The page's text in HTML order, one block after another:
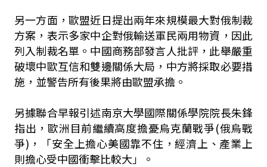
另一方面，歐盟近日提出兩年來規模最大對俄制裁
方案，表示多家中企對俄輸送軍民兩用物資，因此
列入制裁名單。中國商務部發言人批評，此舉嚴重
破壞中歐互信和雙邊關係大局，中方將採取必要措
施，並警告所有後果將由歐盟承擔。
另據聯合早報引述南京大學國際關係學院院長朱鋒
指出，歐洲目前繼續高度擔憂烏克蘭戰爭(俄烏戰
爭)，「安全上擔心美國靠不住，經濟上、產業上
則擔心受中國衝擊比較大」。